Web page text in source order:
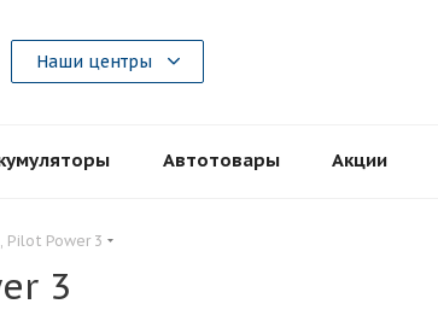
Наши центры
Автотовары Акции
Pilot Power 3
3